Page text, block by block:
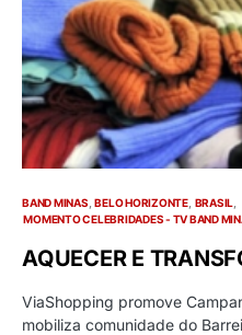
BAND MINAS BELO HORIZONTE BRASIL
MOMENTO CELEBRIDADES - TV BAND
AQUECER E
ViaShopping promove
mobiliza comunidade do